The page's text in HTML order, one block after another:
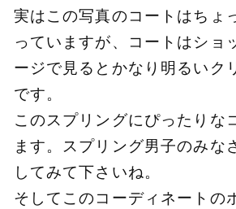
実はこの写真のコートはちょ
っていますが、コートはショ
ージで見るとかなり明るいク
です。
このスプリングにぴったりな
ます。スプリング男子のみな
してみて下さいね。
そしてこのコーディネートの